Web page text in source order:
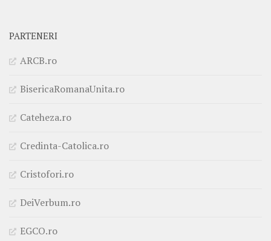
PARTENERI
ARCB.ro
BisericaRomanaUnita.ro
Cateheza.ro
Credinta-Catolica.ro
Cristofori.ro
DeiVerbum.ro
EGCO.ro